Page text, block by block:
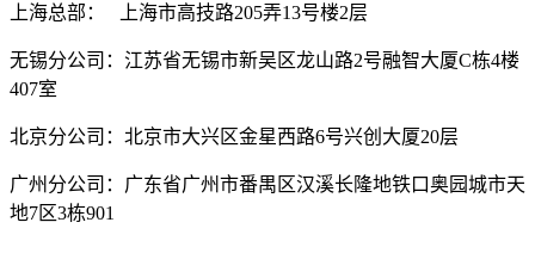
上海总部： 上海市高技路205弄13号楼2层
无锡分公司：江苏省无锡市新吴区龙山路2号融智大厦C栋4楼
407室
北京分公司：北京市大兴区金星西路6号兴创大厦20层
广州分公司：广东省广州市番禺区汉溪长隆地铁口奥园城市天
地7区3栋901